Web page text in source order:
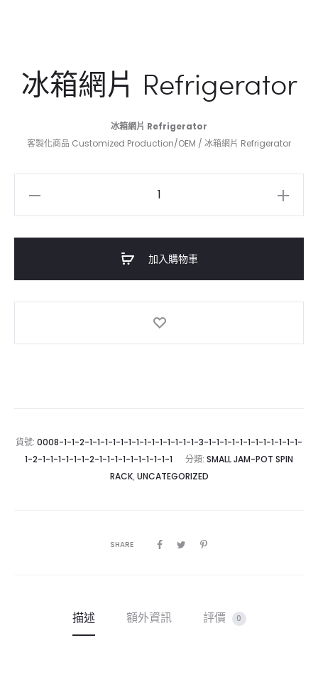
冰箱網片 Refrigerator
冰箱網片 Refrigerator
客製化商品 Customized Production/OEM / 冰箱網片 Refrigerator
加入購物車
貨號: 0008-1-1-2-1-1-1-1-1-1-1-1-1-1-1-1-1-1-3-1-1-1-1-1-1-1-1-1-1-1-1-
1-2-1-1-1-1-1-1-2-1-1-1-1-1-1-1-1-1-1
分類: SMALL JAM-POT SPIN
RACK, UNCATEGORIZED
SHARE
描述 額外資訊 評價 0